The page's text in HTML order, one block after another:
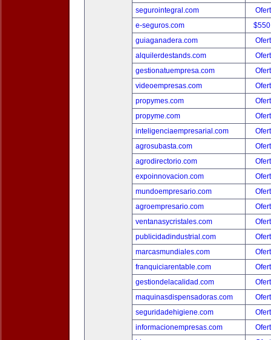
segurointegral.com
e-seguros.com
guiaganadera.com
alquilerdestands.com
gestionatuempresa.com
videoempresas.com
propymes.com
propyme.com
inteligenciaempresarial.com
agrosubasta.com
agrodirectorio.com
expoinnovacion.com
mundoempresario.com
agroempresario.com
ventanasycristales.com
publicidadindustrial.com
marcasmundiales.com
franquiciarentable.com
gestiondelacalidad.com
maquinasdispensadoras.com
seguridadehigiene.com
informacionempresas.com